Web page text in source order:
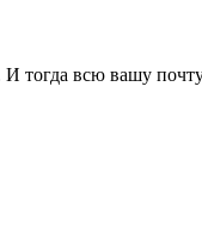
тогда всю вашу